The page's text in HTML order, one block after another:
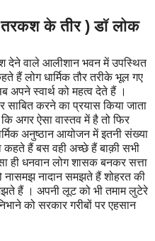
के तीर ) डॉ लोक
देने वाले आलीशान भवन में उपस्थित
हैं लोग धार्मिक तौर तरीके भूल गए
अपने स्वार्थ को महत्व देते हैं ।
करने का प्रयास किया जाता
अगर ऐसा वास्तव में है तो फिर
अनुष्ठान आयोजन में इतनी संख्या
कहते हैं बस वही अच्छे हैं बाक़ी सभी
ही धनवान लोग शासक बनकर सत्ता
नादान समझते हैं शोहरत की
हैं । अपनी लूट को भी तमाम लुटेरे
को सरकार गरीबों पर एहसान